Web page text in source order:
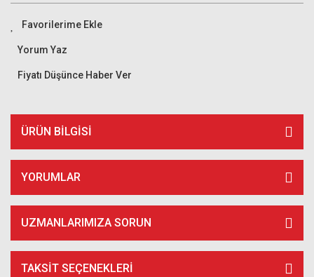
Yorum Yaz
Fiyatı Düşünce Haber Ver
ÜRÜN BILGISI
YORUMLAR
UZMANLARIMIZA SORUN
TAKSIT SEÇENEKLERI